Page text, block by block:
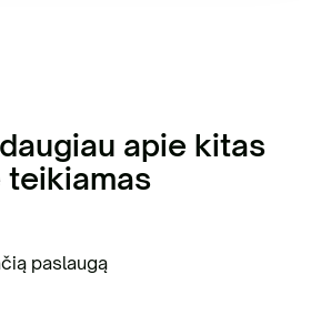
apie kitas
teikiamas
paslaugą